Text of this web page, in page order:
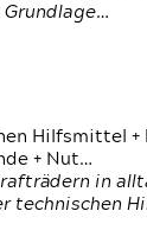
Hilfsmittel
+ Nut…
in
technischen